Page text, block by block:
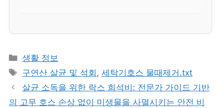
카
테
리
생활 정보
태
그
구연산 살균 및 석회 ,세탁기호스 물때제거.txt
살균 소독을 위한 락스 희석비: 전문가 가이드 기반
의 고무 호스 손상 없이 미생물을 사멸시키는 안전 비